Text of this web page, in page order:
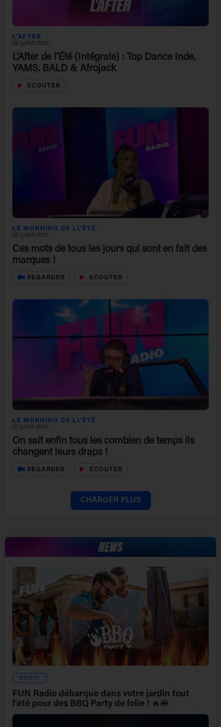
L'AFTER
28 juillet 2026
L’After de l’Été (Intégrale) : Top Dance Inde,
YAMS, BALD & Afrojack
ECOUTER
LE MORNING DE L\'ÉTÉ
28 juillet 2026
Ces mots de tous les jours qui sont en fait des
marques !
REGARDER ECOUTER
LE MORNING DE L\'ÉTÉ
27 juillet 2026
On sait enfin tous les combien de temps ils
changent leurs draps !
REGARDER ECOUTER
CHARGER PLUS
RADIO
FUN Radio débarque dans votre jardin tout
l’été pour des BBQ Party de folie ! 🔥🍔